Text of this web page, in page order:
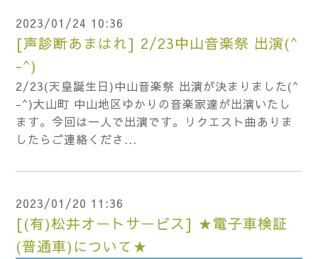
2023/01/24 10:36
[声診断あまはれ] 2/23中山音楽祭 出演(^
-^)
2/23(天皇誕生日)中山音楽祭 出演が決まりました(^
-^)大山町 中山地区ゆかりの音楽家達が出演いたし
ます。今回は一人で出演です。リクエスト曲ありま
したらご連絡くださ...
2023/01/20 11:36
[(有)松井オートサービス] ★電子車検証
(普通車)について★